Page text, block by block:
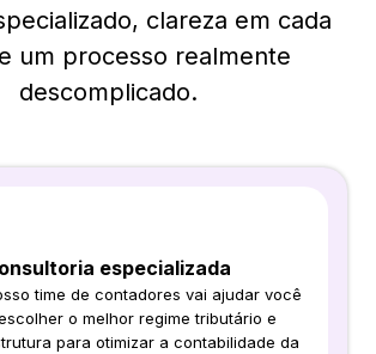
clareza em cada
um processo realmente
descomplicado.
especializada
time de contadores vai ajudar você
o melhor regime tributário e
para otimizar a contabilidade da